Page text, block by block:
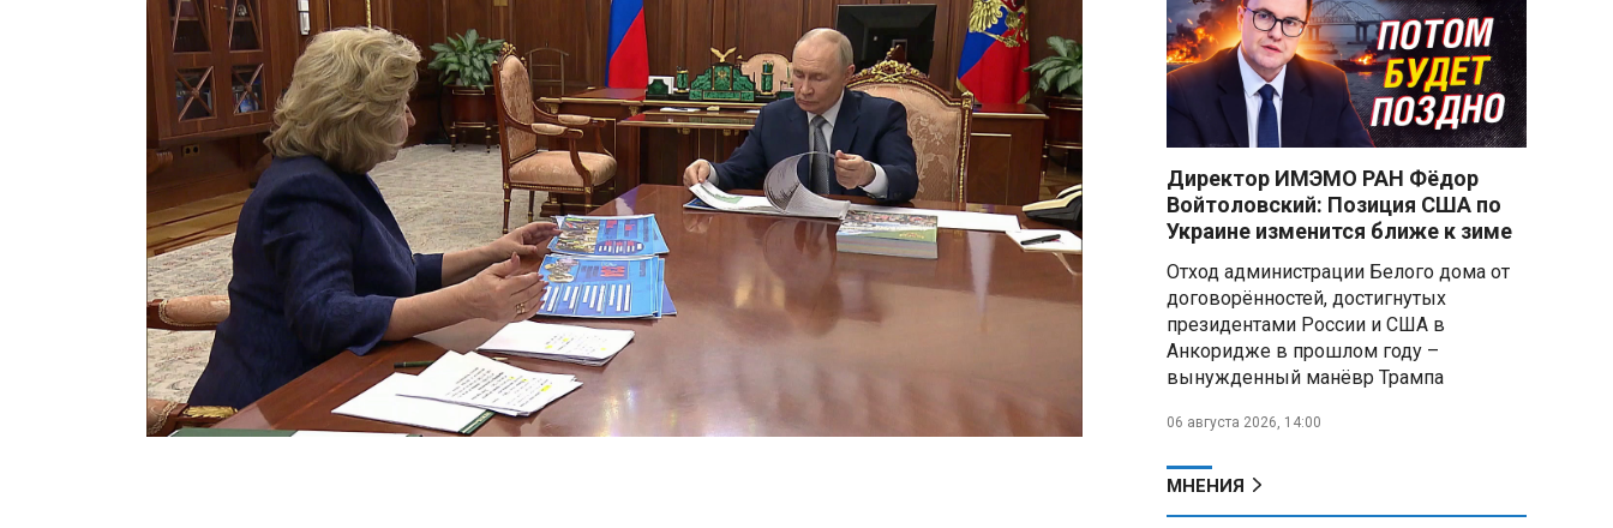
Директор ИМЭМО РАН Фёдор
Войтоловский: Позиция США по
Украине изменится ближе к зиме
Отход администрации Белого дома от
договорённостей, достигнутых
президентами России и США в
Анкоридже в прошлом году –
вынужденный манёвр Трампа
06 августа 2026, 14:00
МНЕНИЯ